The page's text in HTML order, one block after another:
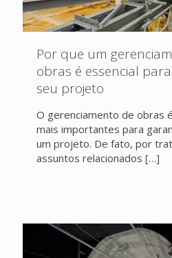
Por que um
obras é essencial
seu projeto
O gerenciamento de obras
mais importantes para
um projeto. De fato, por
assuntos relacionados […]